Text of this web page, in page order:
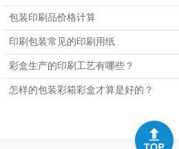
包装印刷品价格计算
印刷包装常见的印刷用纸
彩盒生产的印刷工艺有哪些？
怎样的包装彩箱彩盒才算是好的？